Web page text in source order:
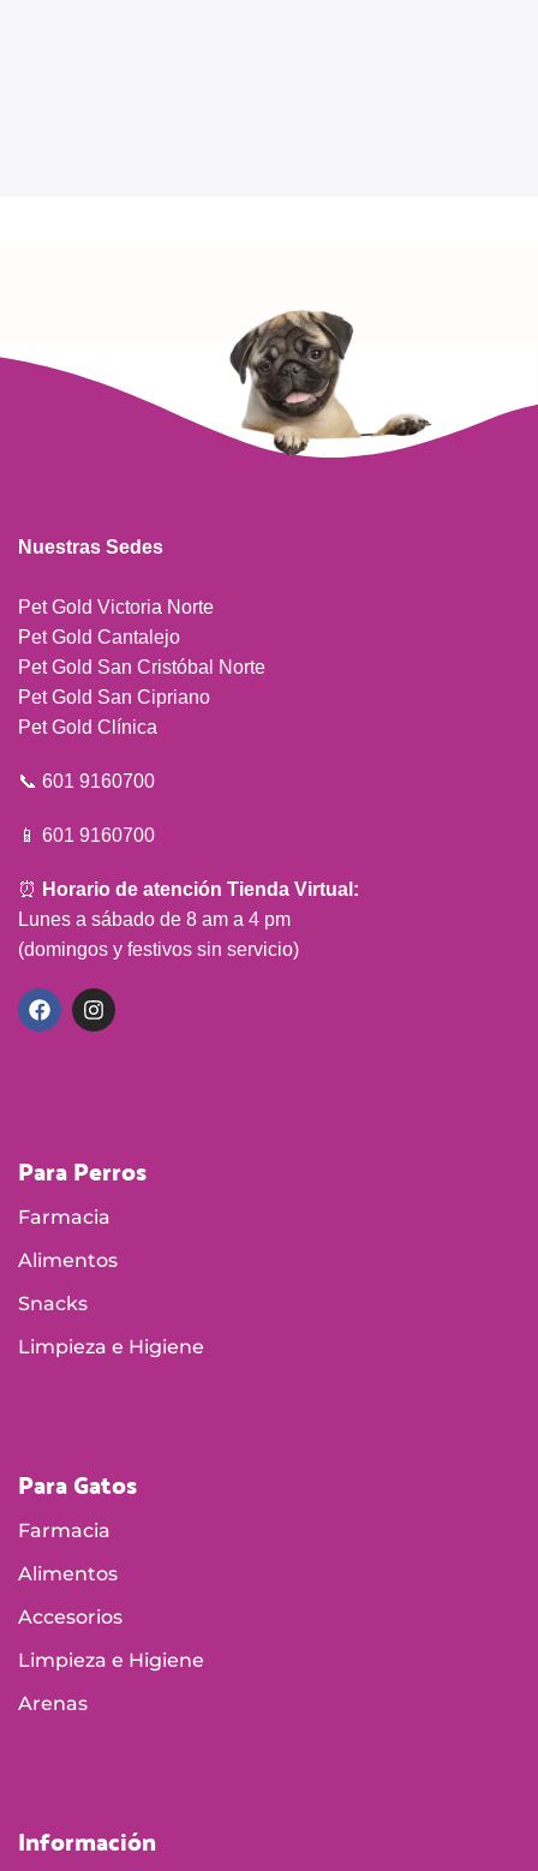
Nuestras Sedes
Pet Gold Victoria Norte
Pet Gold Cantalejo
Pet Gold San Cristóbal Norte
Pet Gold San Cipriano
Pet Gold Clínica
📞 601 9160700
📱 601 9160700
⏰ Horario de atención Tienda Virtual:
Lunes a sábado de 8 am a 4 pm
(domingos y festivos sin servicio)
Para Perros
Farmacia
Alimentos
Snacks
Limpieza e Higiene
Para Gatos
Farmacia
Alimentos
Accesorios
Limpieza e Higiene
Arenas
Información